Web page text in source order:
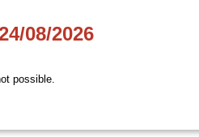
08/2026
possible.